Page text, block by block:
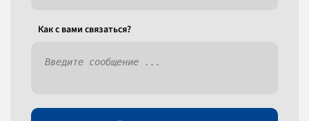
Как c вами связаться?